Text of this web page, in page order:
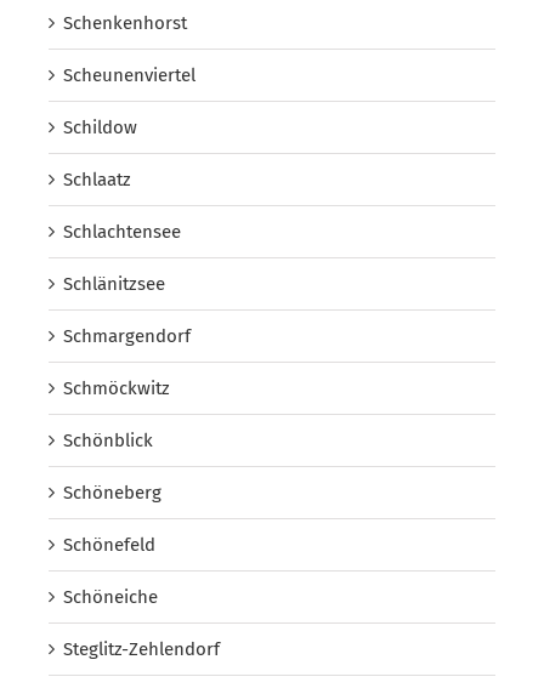
Schenkenhorst
Scheunenviertel
Schildow
Schlaatz
Schlachtensee
Schlänitzsee
Schmargendorf
Schmöckwitz
Schönblick
Schöneberg
Schönefeld
Schöneiche
Steglitz-Zehlendorf